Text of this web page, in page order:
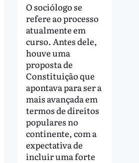
O sociólogo se
refere ao processo
atualmente em
curso. Antes dele,
houve uma
proposta de
Constituição que
apontava para ser a
mais avançada em
termos de direitos
populares no
continente, com a
expectativa de
incluir uma forte